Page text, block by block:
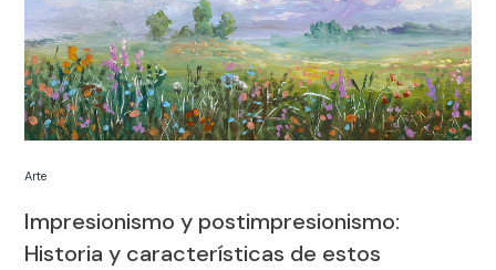
Impresionismo y postimpresionismo:
Historia y características de estos
Arte